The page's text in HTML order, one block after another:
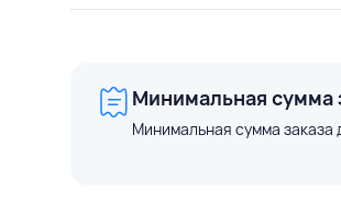
Минимальная сумма
Минимальная сумма заказа